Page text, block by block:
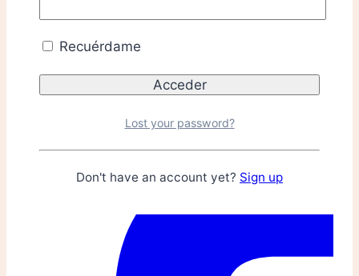
Recuérdame
Lost your password?
Don't have an account yet? Sign up